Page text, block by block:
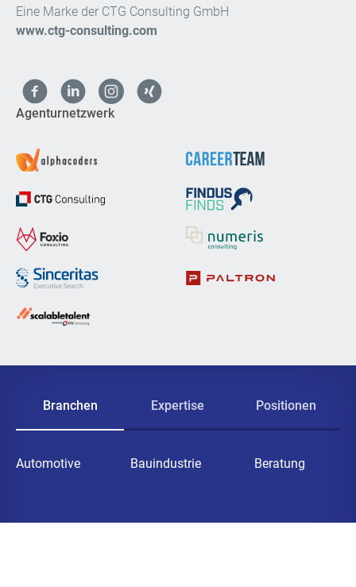
Eine Marke der CTG Consulting GmbH
www.ctg-consulting.com
Agenturnetzwerk
Branchen Expertise Positionen
Automotive Bauindustrie Beratung